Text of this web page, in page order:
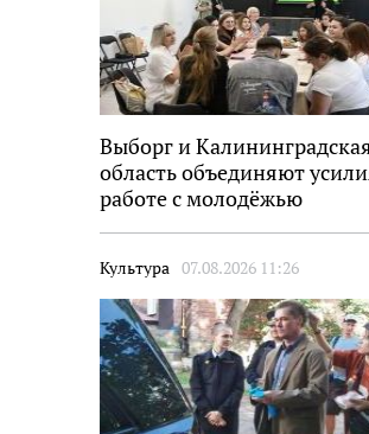
Выборг и
область объединяют
работе с молодёжью
Культура 07.08.2026 11:26